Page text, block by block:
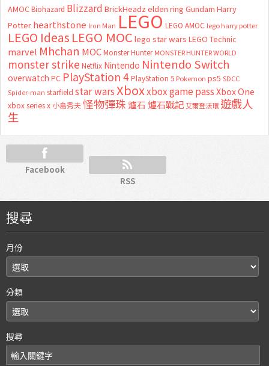
AMOC Biohazard Blizzard BrickHeadz elden ring Gundam Harry
Potter hearthstone Iron Man LEGO LEGO AMOC lego harry potter
LEGO Ideas LEGO MOC lego star wars LEGO Technic
marvel Mhchan MOC Monster Hunter MONSTER HUNTER WORLD
monster strike Netflix Nintendo Nintendo Switch
overwatch PC PlayStation 4 PlayStation 5 Pokemon ps5 SDCC
Spider-man starfield star warsXboxxbox game passXbox One
xbox series x 小島秀夫怪物彈珠 爐石 爐石戰記艾爾登法環 遊戲人
生
Facebook
RSS
搜尋
月份
分類
搜尋